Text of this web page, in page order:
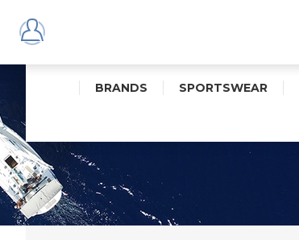
BRANDS SPORTSWEAR